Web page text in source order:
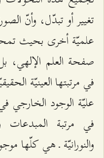
تغيير أو تبدّل، وأنّ
علميّة أخرى بحيث
صفحة العلم الإلهي،
في مرتبتها العينيّة
عليّة الوجود الخارجي
في مرتبة المبدعات
والنورانيّة ـ هي كلّها